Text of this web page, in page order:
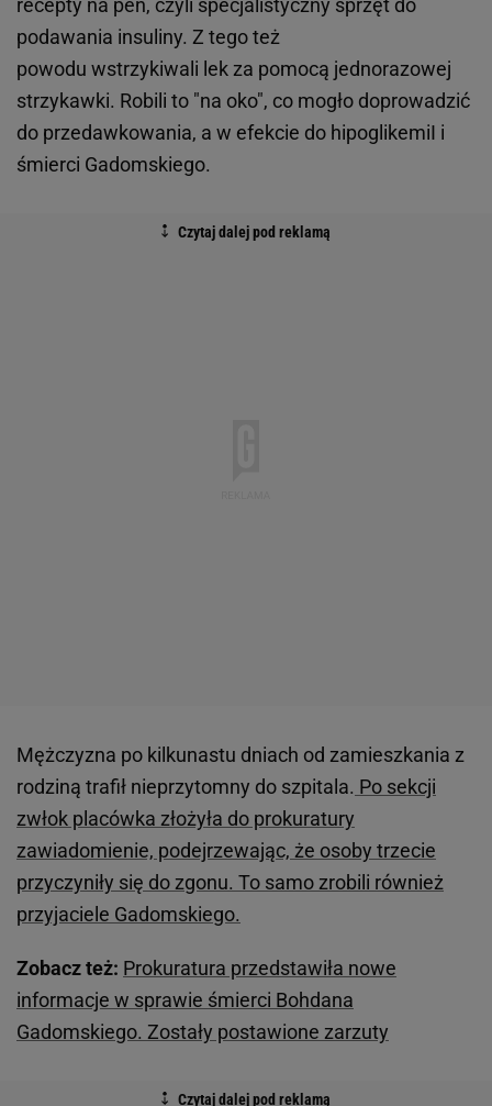
recepty na pen, czyli specjalistyczny sprzęt do
podawania insuliny. Z tego też
powodu wstrzykiwali lek za pomocą jednorazowej
strzykawki. Robili to "na oko", co mogło doprowadzić
do przedawkowania, a w efekcie do hipoglikemiI i
śmierci Gadomskiego.
Mężczyzna po kilkunastu dniach od zamieszkania z
rodziną trafił nieprzytomny do szpitala. Po sekcji
zwłok placówka złożyła do prokuratury
zawiadomienie, podejrzewając, że osoby trzecie
przyczyniły się do zgonu. To samo zrobili również
przyjaciele Gadomskiego.
Zobacz też: Prokuratura przedstawiła nowe
informacje w sprawie śmierci Bohdana
Gadomskiego. Zostały postawione zarzuty